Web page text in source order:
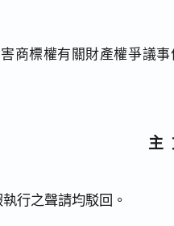
商標權有關財產權爭議
主
行之聲請均駁回。